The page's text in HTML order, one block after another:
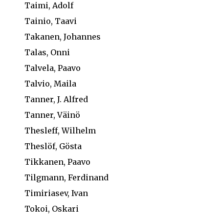
Taimi, Adolf
Tainio, Taavi
Takanen, Johannes
Talas, Onni
Talvela, Paavo
Talvio, Maila
Tanner, J. Alfred
Tanner, Väinö
Thesleff, Wilhelm
Theslöf, Gösta
Tikkanen, Paavo
Tilgmann, Ferdinand
Timiriasev, Ivan
Tokoi, Oskari